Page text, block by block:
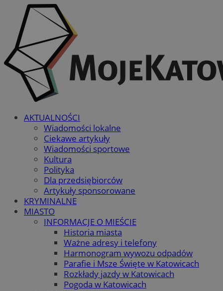
AKTUALNOŚCI
Wiadomości lokalne
Ciekawe artykuły
Wiadomości sportowe
Kultura
Polityka
Dla przedsiębiorców
Artykuły sponsorowane
KRYMINALNE
MIASTO
INFORMACJE O MIEŚCIE
Historia miasta
Ważne adresy i telefony
Harmonogram wywozu odpadów
Parafie i Msze Święte w Katowicach
Rozkłady jazdy w Katowicach
Pogoda w Katowicach